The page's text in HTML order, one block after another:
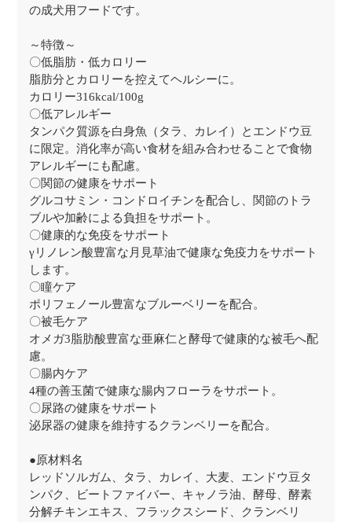
の成犬用フードです。
～特徴～
〇低脂肪・低カロリー
脂肪分とカロリーを控えてヘルシーに。
カロリー316kcal/100g
〇低アレルギー
タンパク質源を白身魚（タラ、カレイ）とエンドウ豆
に限定。消化率が高い食材を組み合わせることで食物
アレルギーにも配慮。
〇関節の健康をサポート
グルコサミン・コンドロイチンを配合し、関節のトラ
ブルや加齢による負担をサポート。
〇健康的な免疫をサポート
γリノレン酸豊富な月見草油で健康な免疫力をサポート
します。
〇瞳ケア
ポリフェノール豊富なブルーベリーを配合。
〇被毛ケア
オメガ3脂肪酸豊富な亜麻仁と酵母で健康的な被毛へ配
慮。
〇腸内ケア
4種の善玉菌で健康な腸内フローラをサポート。
〇尿路の健康をサポート
泌尿器の健康を維持するクランベリーを配合。
●原材料名
レッドソルガム、タラ、カレイ、大麦、エンドウ豆タ
ンパク、ビートファイバー、キャノラ油、酵母、酵素
分解チキンエキス、フラックスシード、クランベリ